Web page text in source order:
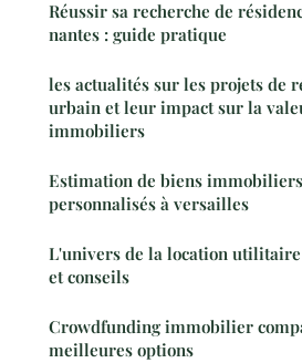
Réussir sa recherche de
nantes : guide pratique
les actualités sur les projets de
urbain et leur impact sur la
immobiliers
Estimation de biens
personnalisés à versailles
L'univers de la location utilitaire
et conseils
Crowdfunding immobilier
meilleures options